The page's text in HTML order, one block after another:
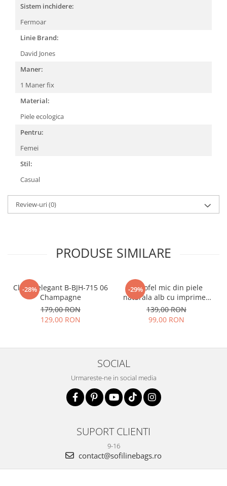
Sistem inchidere:
Fermoar
Linie Brand:
David Jones
Maner:
1 Maner fix
Material:
Piele ecologica
Pentru:
Femei
Stil:
Casual
Review-uri(0)
PRODUSE SIMILARE
-28%
Clutch elegant B-BJH-715 06
Champagne
179,00 RON
129,00 RON
-29%
Portofel mic din piele
naturala alb cu imprimeu
B-8912 07
139,00 RON
99,00 RON
SOCIAL
Urmareste-ne in social media
SUPORT CLIENTI
9-16
contact@sofilinebags.ro